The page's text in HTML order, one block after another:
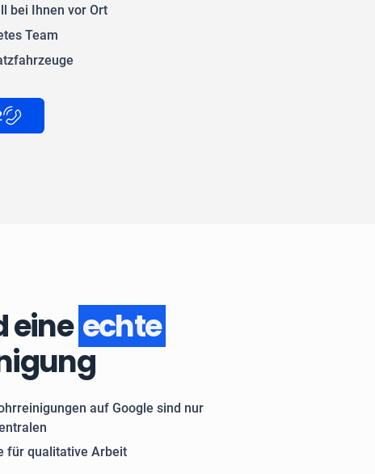
bei Ihnen vor Ort
Team
eine echte
auf Google sind nur
für qualitative Arbeit